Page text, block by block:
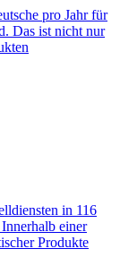
pro Jahr für
Das ist nicht nur
in 116
einer
Produkte